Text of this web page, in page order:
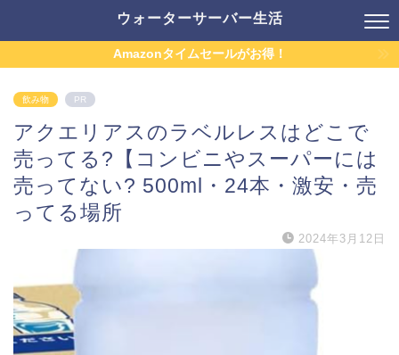
ウォーターサーバー生活
Amazonタイムセールがお得！
飲み物 PR
アクエリアスのラベルレスはどこで
売ってる?【コンビニやスーパーには
売ってない? 500ml・24本・激安・売
ってる場所
2024年3月12日